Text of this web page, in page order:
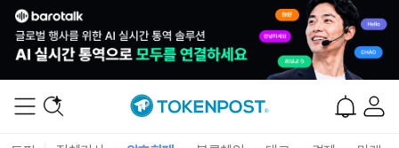
Ethereum (ETH) ₩ 2,702,004(+0.32%)
Tether USDt (USDT) ₩1,407(+0.01%)
BNB (BNB) (+0.84%)